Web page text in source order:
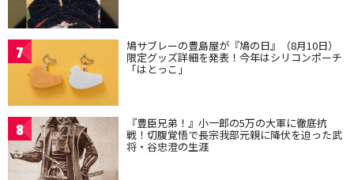
7 鳩サブレーの豊島屋が『鳩の日』（8月10日）
限定グッズ詳細を発表！今年はシリコンポーチ
「はとっこ」
8 『豊臣兄弟！』小一郎の5万の大軍に徹底抗
戦！切腹覚悟で長宗我部元親に降伏を迫った武
将・谷忠澄の生涯